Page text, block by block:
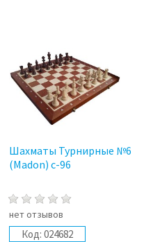
Шахматы Турнирные №6
(Madon) с-96
нет отзывов
Код: 024682